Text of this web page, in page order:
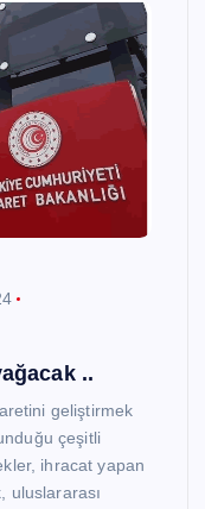
..
geliştirmek
çeşitli
ihracat yapan
uluslararası